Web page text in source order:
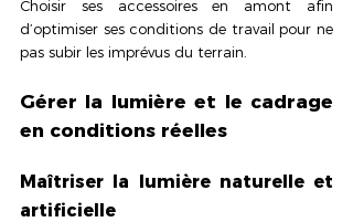
Choisir ses accessoires en amont afin
d’optimiser ses conditions de travail pour ne
pas subir les imprévus du terrain.
Gérer la lumière et le cadrage
en conditions réelles
Maîtriser la lumière naturelle et
artificielle